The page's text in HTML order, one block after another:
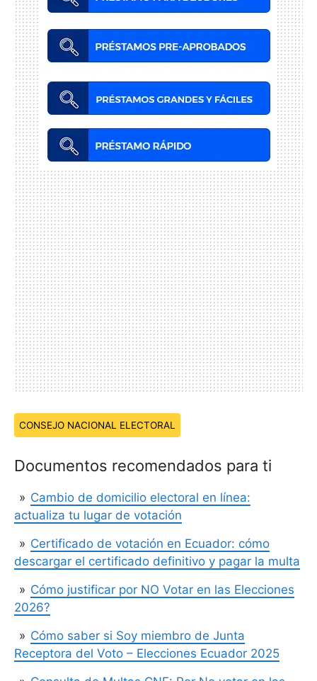
Temas:
CONSEJO NACIONAL ELECTORAL
Documentos recomendados para ti
Cambio de domicilio electoral en línea:
actualiza tu lugar de votación
Certificado de votación en Ecuador: cómo
descargar el certificado definitivo y pagar la multa
Cómo justificar por NO Votar en las Elecciones
2026?
Cómo saber si Soy miembro de Junta
Receptora del Voto – Elecciones Ecuador 2025